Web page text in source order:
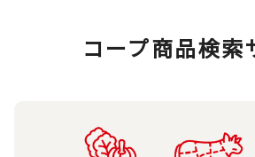
コープ商品検索